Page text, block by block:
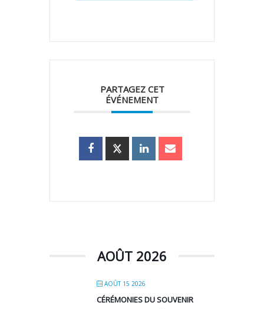
PARTAGEZ CET
ÉVÉNEMENT
AOÛT 2026
AOÛT 15 2026
CÉRÉMONIES DU SOUVENIR